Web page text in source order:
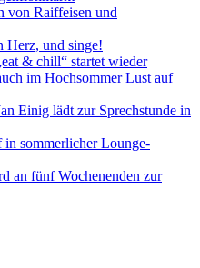
von Raiffeisen und
Herz, und singe!
& chill“ startet wieder
im Hochsommer Lust auf
Einig lädt zur Sprechstunde in
in sommerlicher Lounge-
an fünf Wochenenden zur